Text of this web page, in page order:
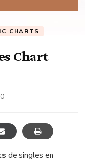
CHARTS
Chart
de singles en